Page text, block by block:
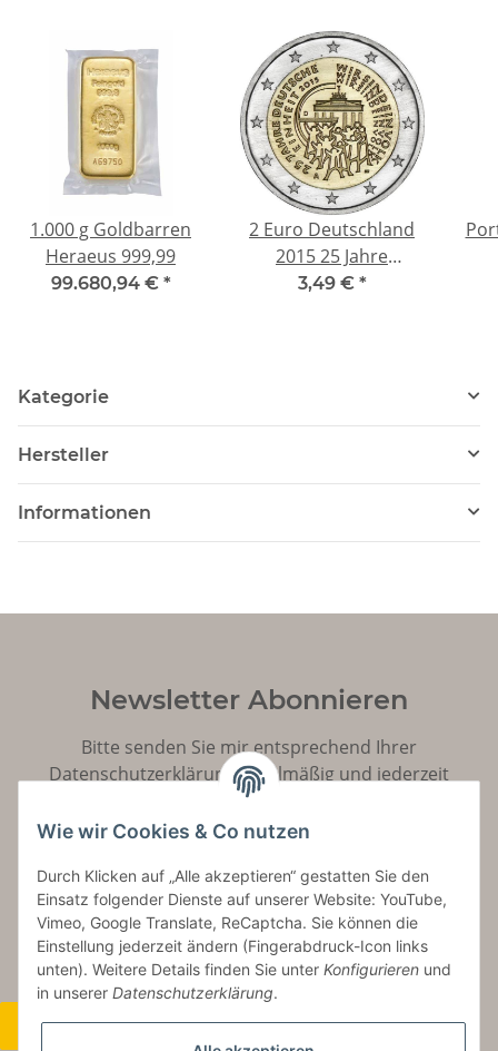
1.000 g Goldbarren
Heraeus 999,99
99.680,94 € *
2 Euro Deutschland
2015 25 Jahre
Deutsche Einheit Mz.
3,49 € *
Kategorie
Hersteller
Informationen
Newsletter Abonnieren
Bitte senden Sie mir entsprechend Ihrer
Datenschutzerklärungregelmäßig und jederzeit
widerruflich Informationen zu Ihrem Produktsortiment
per E-Mail zu.
Abonnieren
Widerrufsbutton
Wie wir Cookies & Co nutzen
Durch Klicken auf „Alle akzeptieren“ gestatten Sie den
Einsatz folgender Dienste auf unserer Website: YouTube,
Vimeo, Google Translate, ReCaptcha. Sie können die
Einstellung jederzeit ändern (Fingerabdruck-Icon links
unten). Weitere Details finden Sie unter Konfigurieren und
in unserer Datenschutzerklärung.